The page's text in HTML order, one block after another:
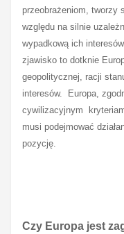
przeobrażeniom, tworzy
względu na silnie
wypadkową ich
zjawisko to dotknie
geopolitycznej, racji
interesów. Europa,
cywilizacyjnym
musi podejmować
pozycję.
Czy Europa jest